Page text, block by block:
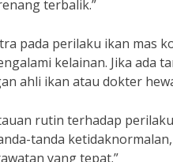
terbalik.”
pada perilaku ikan mas
kelainan. Jika ada
ahli ikan atau dokter
rutin terhadap
tanda
yang tepat.”